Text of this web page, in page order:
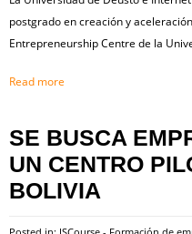
postgrado en creación y
Entrepreneurship Centre de la
Read more
SE BUSCA
UN CENTRO
BOLIVIA